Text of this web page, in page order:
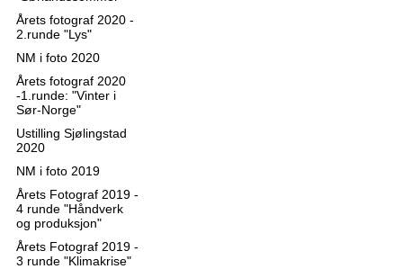
Årets fotograf 2020 -
2.runde "Lys"
NM i foto 2020
Årets fotograf 2020
-1.runde: "Vinter i
Sør-Norge"
Ustilling Sjølingstad
2020
NM i foto 2019
Årets Fotograf 2019 -
4 runde "Håndverk
og produksjon"
Årets Fotograf 2019 -
3 runde "Klimakrise"